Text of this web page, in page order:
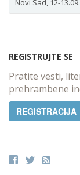
Novi Sad, 12-
REGISTRUJTE SE
Pratite vesti,
prehrambene
REGISTRACIJA